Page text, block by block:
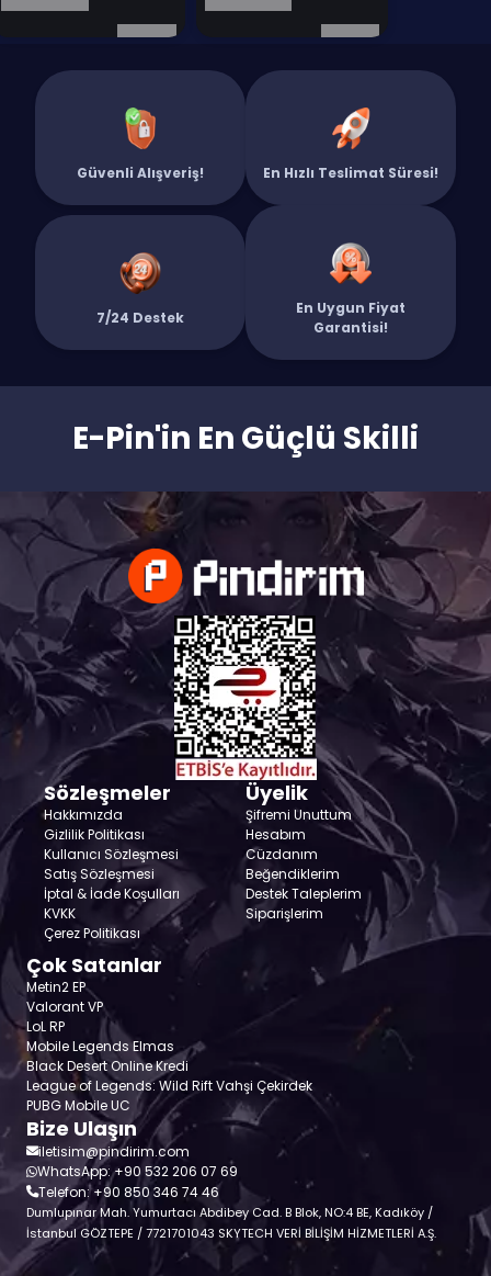
Güvenli Alışveriş! En Hızlı Teslimat Süresi!
7/24 Destek
En Uygun Fiyat
Garantisi!
E-Pin'in En Güçlü Skilli
Sözleşmeler
Hakkımızda
Gizlilik Politikası
Kullanıcı Sözleşmesi
Satış Sözleşmesi
İptal & İade Koşulları
KVKK
Çerez Politikası
Üyelik
Şifremi Unuttum
Hesabım
Cüzdanım
Beğendiklerim
Destek Taleplerim
Siparişlerim
Çok Satanlar
Metin2 EP
Valorant VP
LoL RP
Mobile Legends Elmas
Black Desert Online Kredi
League of Legends: Wild Rift Vahşi Çekirdek
PUBG Mobile UC
Bize Ulaşın
iletisim@pindirim.com
WhatsApp: +90 532 206 07 69
Telefon: +90 850 346 74 46
Dumlupınar Mah. Yumurtacı Abdibey Cad. B Blok, NO:4 BE, Kadıköy /
İstanbul GÖZTEPE / 7721701043 SKYTECH VERİ BİLİŞİM HİZMETLERİ A.Ş.